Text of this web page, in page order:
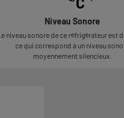
Niveau Sonore
niveau sonore de ce réfrigérateur est
ce qui correspond à un niveau
moyennement silencieux.